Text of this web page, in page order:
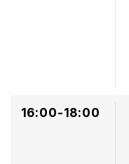
16:00-18:00